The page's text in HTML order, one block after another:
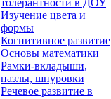
толерантности в ДОУ
Изучение цвета и
формы
Когнитивное развитие
Основы математики
Рамки-вкладыши,
пазлы, шнуровки
Речевое развитие в